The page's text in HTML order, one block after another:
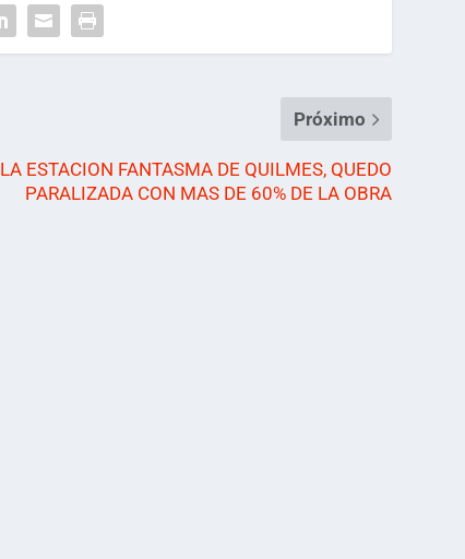
Próximo
LA ESTACION FANTASMA DE QUILMES, QUEDO
PARALIZADA CON MAS DE 60% DE LA OBRA